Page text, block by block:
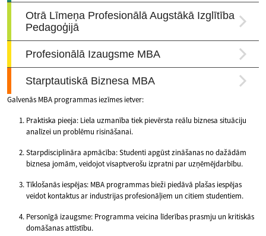
Galvenās MBA programmas iezīmes ietver:
Praktiska pieeja: Liela uzmanība tiek pievērsta reālu biznesa situāciju
analīzei un problēmu risināšanai.
Starpdisciplināra apmācība: Studenti apgūst zināšanas no dažādām
biznesa jomām, veidojot visaptverošu izpratni par uzņēmējdarbību.
Tīklošanās iespējas: MBA programmas bieži piedāvā plašas iespējas
veidot kontaktus ar industrijas profesionāļiem un citiem studentiem.
Personīgā izaugsme: Programma veicina līderības prasmju un kritiskās
domāšanas attīstību.